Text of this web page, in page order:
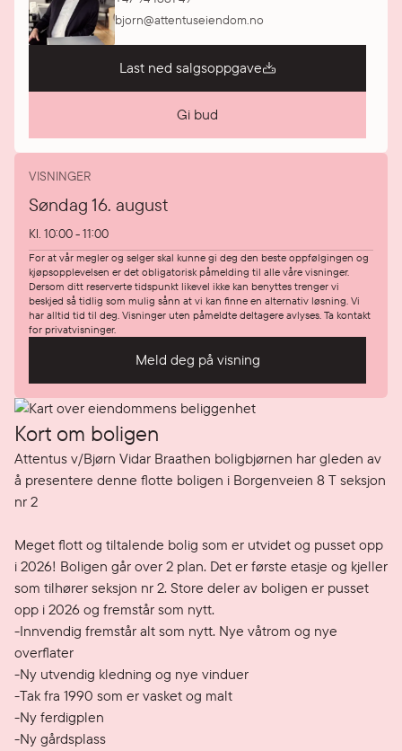
bjorn@attentuseiendom.no
Last ned salgsoppgave
Gi bud
VISNINGER
Søndag 16. august
Kl. 10:00 - 11:00
For at vår megler og selger skal kunne gi deg den beste oppfølgingen og
kjøpsopplevelsen er det obligatorisk påmelding til alle våre visninger.
Dersom ditt reserverte tidspunkt likevel ikke kan benyttes trenger vi
beskjed så tidlig som mulig sånn at vi kan finne en alternativ løsning. Vi
har alltid tid til deg. Visninger uten påmeldte deltagere avlyses. Ta kontakt
for privatvisninger.
Meld deg på visning
Kort om boligen
Attentus v/Bjørn Vidar Braathen boligbjørnen har gleden av
å presentere denne flotte boligen i Borgenveien 8 T seksjon
nr 2
Meget flott og tiltalende bolig som er utvidet og pusset opp
i 2026! Boligen går over 2 plan. Det er første etasje og kjeller
som tilhører seksjon nr 2. Store deler av boligen er pusset
opp i 2026 og fremstår som nytt.
-Innvendig fremstår alt som nytt. Nye våtrom og nye
overflater
-Ny utvendig kledning og nye vinduer
-Tak fra 1990 som er vasket og malt
-Ny ferdigplen
-Ny gårdsplass